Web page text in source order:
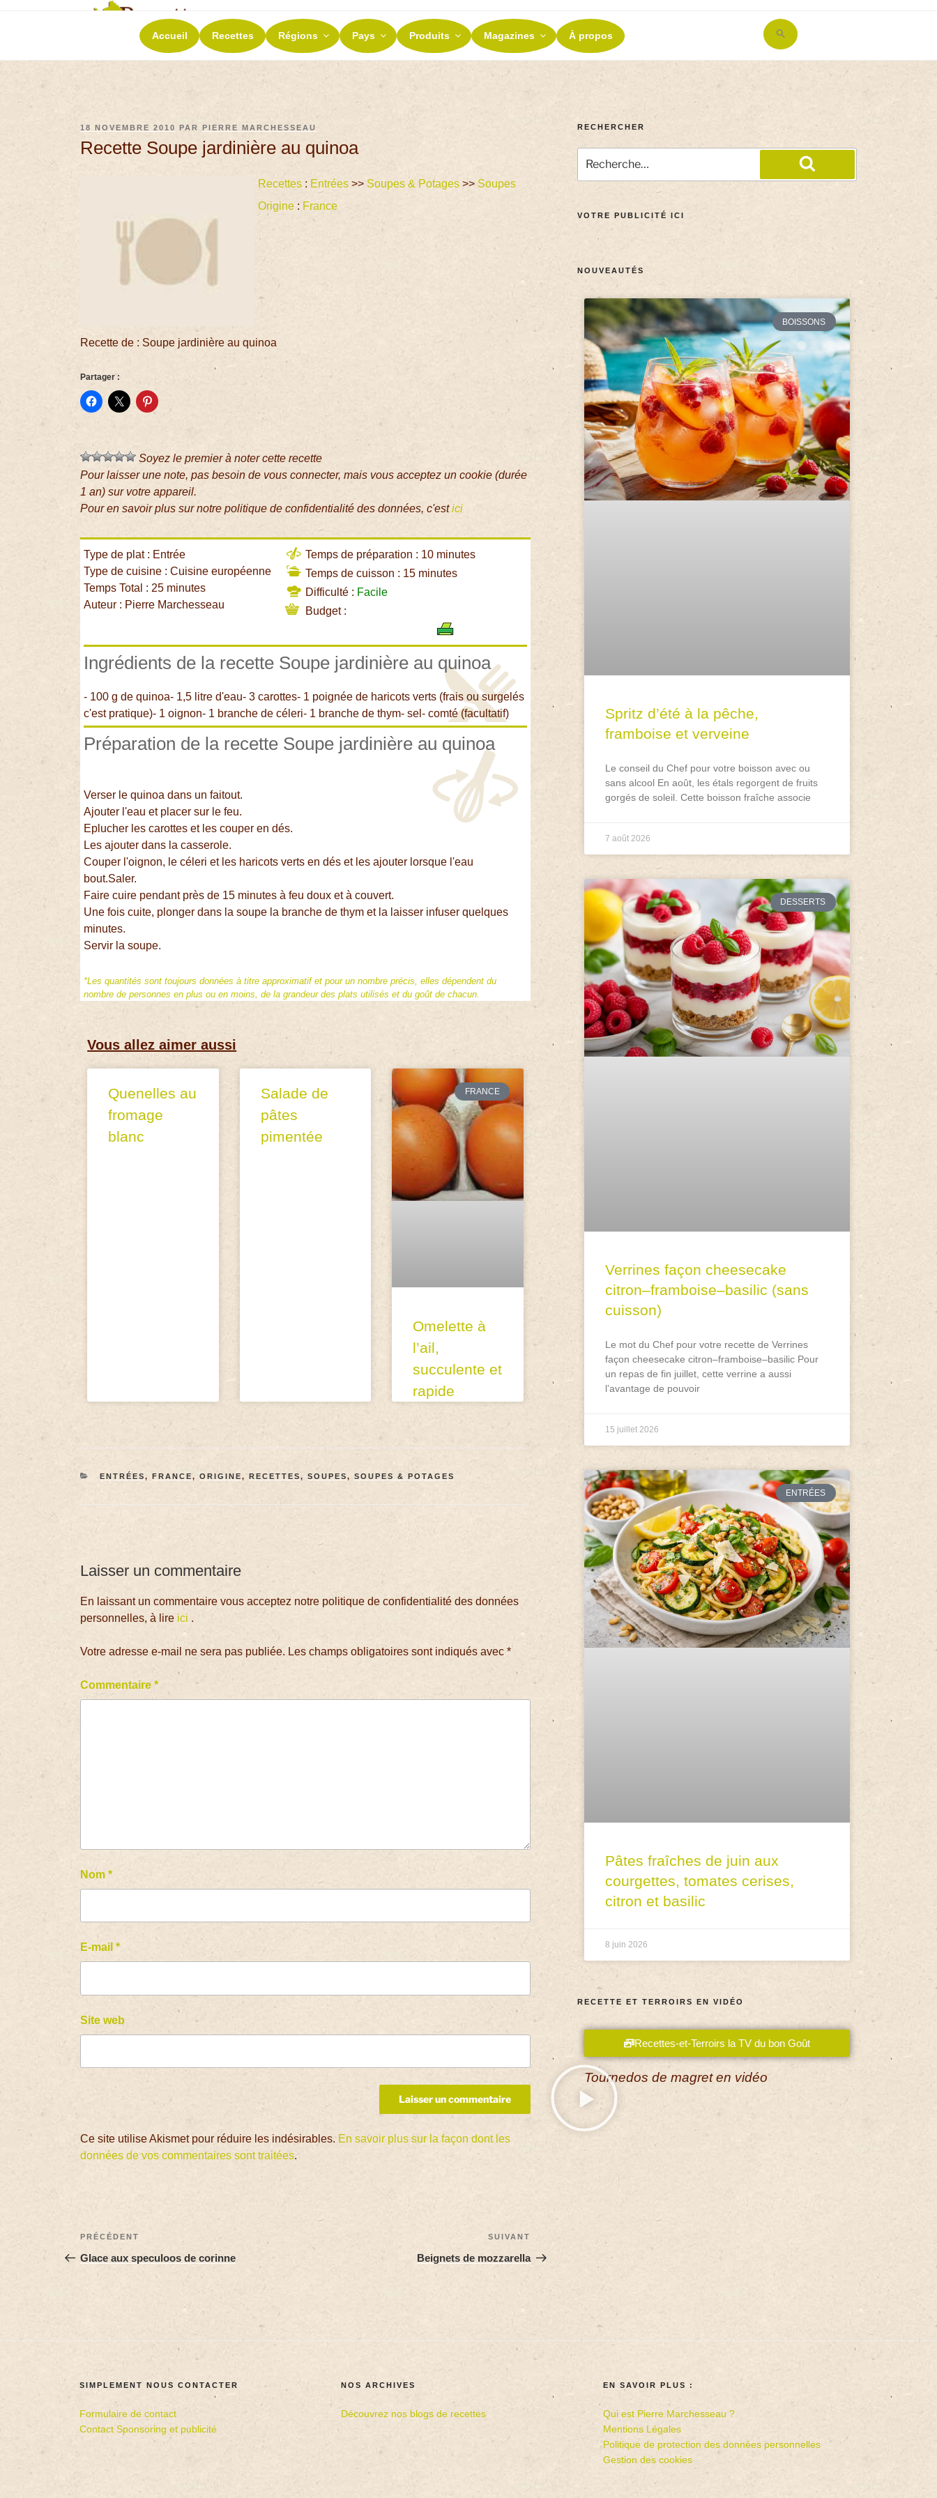
RECETTES ET TERROIRS
La richesse de nos terroirs
Accueil Recettes Régions Pays Produits Magazines À propos
Search
for:
18 NOVEMBRE 2010 PARPIERRE MARCHESSEAU
Recette Soupe jardinière au quinoa
Recettes : Entrées >> Soupes & Potages >>Soupes
Origine : France
Recette de : Soupe jardinière au quinoa
Partager :
Soyez le premier à noter cette recette
Pour laisser une note, pas besoin de vous connecter, mais vous acceptez un cookie (durée
1 an) sur votre appareil.
Pour en savoir plus sur notre politique de confidentialité des données, c'estici
Type de plat : Entrée
Type de cuisine : Cuisine européenne
Temps Total : 25 minutes
Auteur : Pierre Marchesseau
Temps de préparation : 10 minutes
Temps de cuisson : 15 minutes
Difficulté : Facile
Budget :
Ingrédients de la recette Soupe jardinière au quinoa
- 100 g de quinoa- 1,5 litre d'eau- 3 carottes- 1 poignée de haricots verts (frais ou surgelés
c'est pratique)- 1 oignon- 1 branche de céleri- 1 branche de thym- sel- comté (facultatif)
Préparation de la recette Soupe jardinière au quinoa
Verser le quinoa dans un faitout.
Ajouter l'eau et placer sur le feu.
Eplucher les carottes et les couper en dés.
Les ajouter dans la casserole.
Couper l'oignon, le céleri et les haricots verts en dés et les ajouter lorsque l'eau
bout.Saler.
Faire cuire pendant près de 15 minutes à feu doux et à couvert.
Une fois cuite, plonger dans la soupe la branche de thym et la laisser infuser quelques
minutes.
Servir la soupe.
*Les quantités sont toujours données à titre approximatif et pour un nombre précis, elles dépendent du
nombre de personnes en plus ou en moins, de la grandeur des plats utilisés et du goût de chacun.
Vous allez aimer aussi
Quenelles au
fromage
blanc
Salade de
pâtes
pimentée
FRANCE
Omelette à
l’ail,
succulente et
rapide
ENTRÉES, FRANCE, ORIGINE, RECETTES, SOUPES, SOUPES & POTAGES
Laisser un commentaire
En laissant un commentaire vous acceptez notre politique de confidentialité des données
personnelles, à lire ici .
Votre adresse e-mail ne sera pas publiée. Les champs obligatoires sont indiqués avec*
Commentaire*
Nom*
E-mail*
Site web
Ce site utilise Akismet pour réduire les indésirables. En savoir plus sur la façon dont les
données de vos commentaires sont traitées.
PRÉCÉDENT
Glace aux speculoos de corinne
SUIVANT
Beignets de mozzarella
RECHERCHER
VOTRE PUBLICITÉ ICI
NOUVEAUTÉS
BOISSONS
Spritz d’été à la pêche,
framboise et verveine
Le conseil du Chef pour votre boisson avec ou
sans alcool En août, les étals regorgent de fruits
gorgés de soleil. Cette boisson fraîche associe
7 août 2026
DESSERTS
Verrines façon cheesecake
citron–framboise–basilic (sans
cuisson)
Le mot du Chef pour votre recette de Verrines
façon cheesecake citron–framboise–basilic Pour
un repas de fin juillet, cette verrine a aussi
l’avantage de pouvoir
15 juillet 2026
ENTRÉES
Pâtes fraîches de juin aux
courgettes, tomates cerises,
citron et basilic
8 juin 2026
RECETTE ET TERROIRS EN VIDÉO
Recettes-et-Terroirs la TV du bon Goût
Tournedos de magret en vidéo
SIMPLEMENT NOUS CONTACTER
Formulaire de contact
Contact Sponsoring et publicité
NOS ARCHIVES
Découvrez nos blogs de recettes
EN SAVOIR PLUS :
Qui est Pierre Marchesseau ?
Mentions Légales
Politique de protection des données personnelles
Gestion des cookies